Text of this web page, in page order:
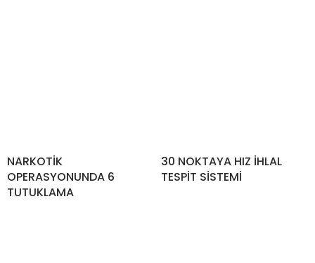
NARKOTİK
OPERASYONUNDA 6
TUTUKLAMA
30 NOKTAYA HIZ İHLAL
TESPİT SİSTEMİ